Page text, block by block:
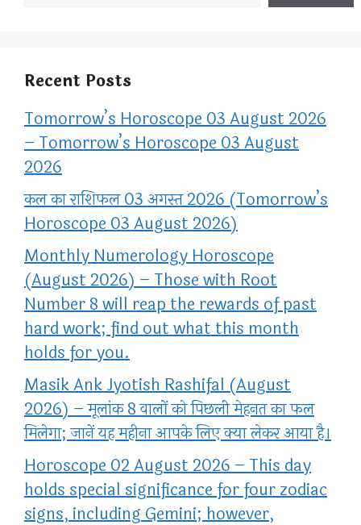
Recent Posts
Tomorrow’s Horoscope 03 August 2026
– Tomorrow’s Horoscope 03 August
2026
कल का राशिफल 03 अगस्त 2026 (Tomorrow’s
Horoscope 03 August 2026)
Monthly Numerology Horoscope
(August 2026) – Those with Root
Number 8 will reap the rewards of past
hard work; find out what this month
holds for you.
Masik Ank Jyotish Rashifal (August
2026) – मूलांक 8 वालों को पिछली मेहनत का फल
मिलेगा; जानें यह महीना आपके लिए क्या लेकर आया है।
Horoscope 02 August 2026 – This day
holds special significance for four zodiac
signs, including Gemini; however,